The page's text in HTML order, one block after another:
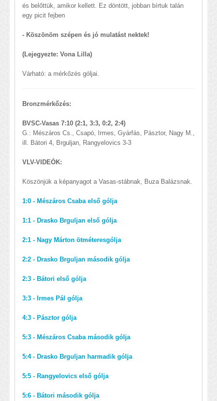
és belőttük, amikor kellett. Ez döntött, jobban bírtuk talán
egy picit fejben
- Köszönöm szépen és jó mulatást nektek!
(Lejegyezte: Vona Lilla)
Várható: a mérkőzés góljai.
Bronzmérkőzés:
BVSC-Vasas 7:10 (2:1, 3:3, 0:2, 2:4)
G.: Mészáros Cs., Csapó, Irmes, Gyárfás, Pásztor, Nagy M.,
ill. Bátori 4, Brguljan, Rangyelovics 3-3
VLV-VIDEÓK:
Köszönjük a képanyagot a Vasas-stábnak, Buza Balázsnak.
1:0 - Mészáros Csaba első gólja
1:1 - Drasko Brguljan első gólja
2:1 - Nagy Márton ötméteresgólja
2:2 - Drasko Brguljan második gólja
2:3 - Bátori első gólja
3:3 - Irmes Pál gólja
4:3 - Pásztor gólja
5:3 - Mészáros Csaba második gólja
5:4 - Drasko Brguljan harmadik gólja
5:5 - Rangyelovics első gólja
5:6 - Bátori második gólja